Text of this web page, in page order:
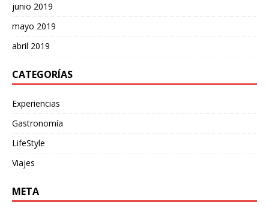
junio 2019
mayo 2019
abril 2019
CATEGORÍAS
Experiencias
Gastronomía
LifeStyle
Viajes
META